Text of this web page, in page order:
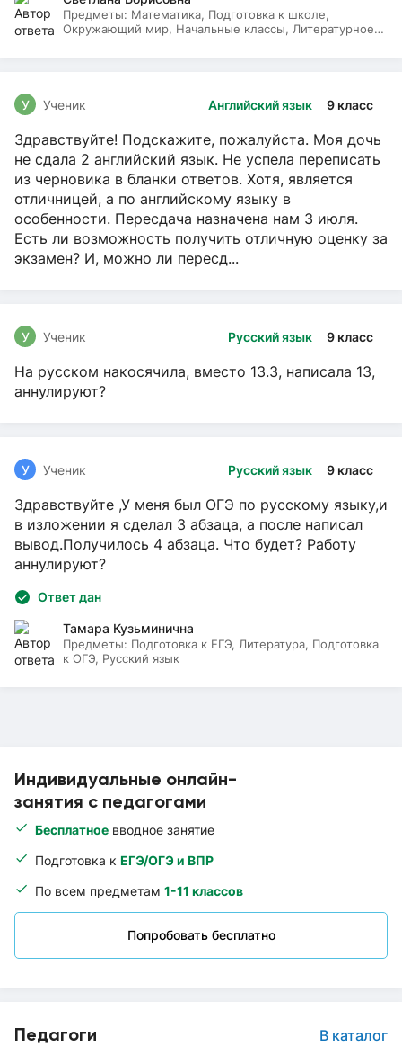
Индивидуальные онлайн-
занятия с педагогами
Бесплатное вводное занятие
Подготовка к ЕГЭ/ОГЭ и ВПР
По всем предметам 1-11 классов
Попробовать бесплатно
Педагоги В каталог
Предметы: Математика, Подготовка к школе,
Окружающий мир, Начальные классы, Литературное
Английский язык 9 класс
У Ученик
Здравствуйте! Подскажите, пожалуйста. Моя дочь
не сдала 2 английский язык. Не успела переписать
из черновика в бланки ответов. Хотя, является
отличницей, а по английскому языку в
особенности. Пересдача назначена нам 3 июля.
Есть ли возможность получить отличную оценку за
экзамен? И, можно ли пересд...
Русский язык 9 класс
У Ученик
На русском накосячила, вместо 13.3, написала 13,
аннулируют?
Русский язык 9 класс
У Ученик
Здравствуйте ,У меня был ОГЭ по русскому языку,и
в изложении я сделал 3 абзаца, а после написал
вывод.Получилось 4 абзаца. Что будет? Работу
аннулируют?
Ответ дан
Тамара Кузьминична
Предметы: Подготовка к ЕГЭ, Литература, Подготовка
к ОГЭ, Русский язык